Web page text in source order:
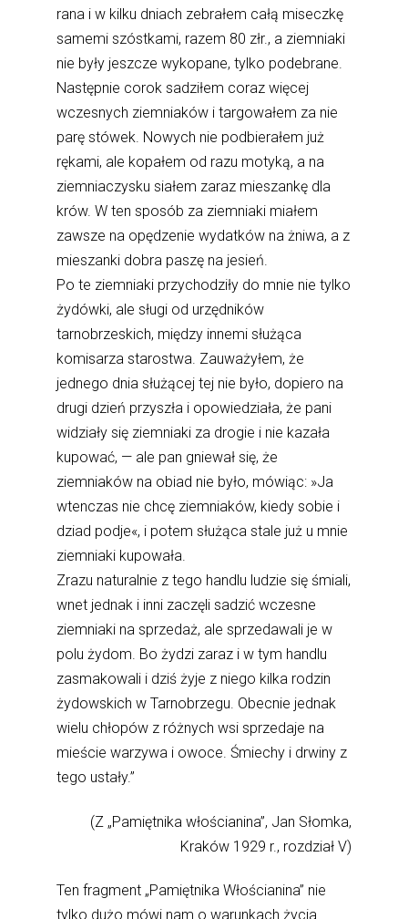
rana i w kilku dniach zebrałem całą miseczkę
samemi szóstkami, razem 80 złr., a ziemniaki
nie były jeszcze wykopane, tylko podebrane.
Następnie corok sadziłem coraz więcej
wczesnych ziemniaków i targowałem za nie
parę stówek. Nowych nie podbierałem już
rękami, ale kopałem od razu motyką, a na
ziemniaczysku siałem zaraz mieszankę dla
krów. W ten sposób za ziemniaki miałem
zawsze na opędzenie wydatków na żniwa, a z
mieszanki dobra paszę na jesień.
Po te ziemniaki przychodziły do mnie nie tylko
żydówki, ale sługi od urzędników
tarnobrzeskich, między innemi służąca
komisarza starostwa. Zauważyłem, że
jednego dnia służącej tej nie było, dopiero na
drugi dzień przyszła i opowiedziała, że pani
widziały się ziemniaki za drogie i nie kazała
kupować, — ale pan gniewał się, że
ziemniaków na obiad nie było, mówiąc: »Ja
wtenczas nie chcę ziemniaków, kiedy sobie i
dziad podje«, i potem służąca stale już u mnie
ziemniaki kupowała.
Zrazu naturalnie z tego handlu ludzie się śmiali,
wnet jednak i inni zaczęli sadzić wczesne
ziemniaki na sprzedaż, ale sprzedawali je w
polu żydom. Bo żydzi zaraz i w tym handlu
zasmakowali i dziś żyje z niego kilka rodzin
żydowskich w Tarnobrzegu. Obecnie jednak
wielu chłopów z różnych wsi sprzedaje na
mieście warzywa i owoce. Śmiechy i drwiny z
tego ustały.”
(Z „Pamiętnika włościanina”, Jan Słomka,
Kraków 1929 r., rozdział V)
Ten fragment „Pamiętnika Włościanina” nie
tylko dużo mówi nam o warunkach życia